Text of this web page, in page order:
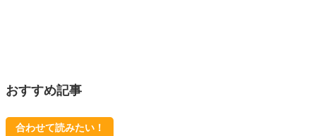
おすすめ記事
合わせて読みたい！